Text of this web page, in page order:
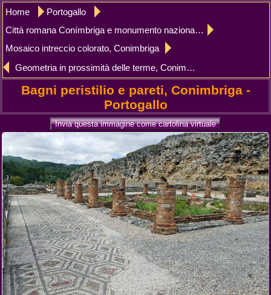
Home
Portogallo
Città romana Conímbriga e monumento nazionale
Mosaico intreccio colorato, Conimbriga
Geometria in prossimità delle terme, Conimbriga mosaico
Bagni peristilio e pareti, Conimbriga -
Portogallo